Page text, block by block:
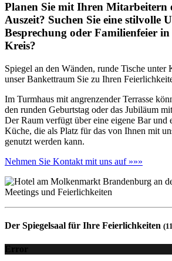
Planen Sie mit Ihren Mitarbeitern
Auszeit? Suchen Sie eine stilvolle
Besprechung oder Familienfeier
Kreis?
Spiegel an den Wänden, runde Tische unter
unser Bankettraum Sie zu Ihren
Im Turmhaus mit angrenzender Terrasse
den runden Geburtstag oder das Jubiläum
Der Raum verfügt über eine eigene Bar und
Küche, die als Platz für das von Ihnen mit
genutzt werden kann.
Nehmen Sie Kontakt mit uns auf »»»
Der Spiegelsaal für Ihre Feierlichkeiten
Error